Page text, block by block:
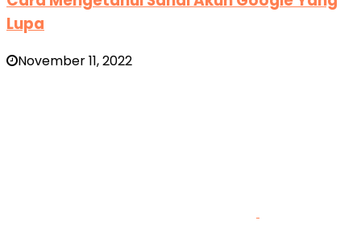
Lupa
November 11, 2022